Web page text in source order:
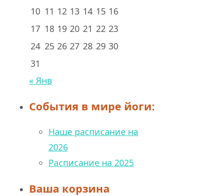
10 11 12 13 14 15 16
17 18 19 20 21 22 23
24 25 26 27 28 29 30
31
« Янв
События в мире йоги:
Наше расписание на
2026
Расписание на 2025
Ваша корзина